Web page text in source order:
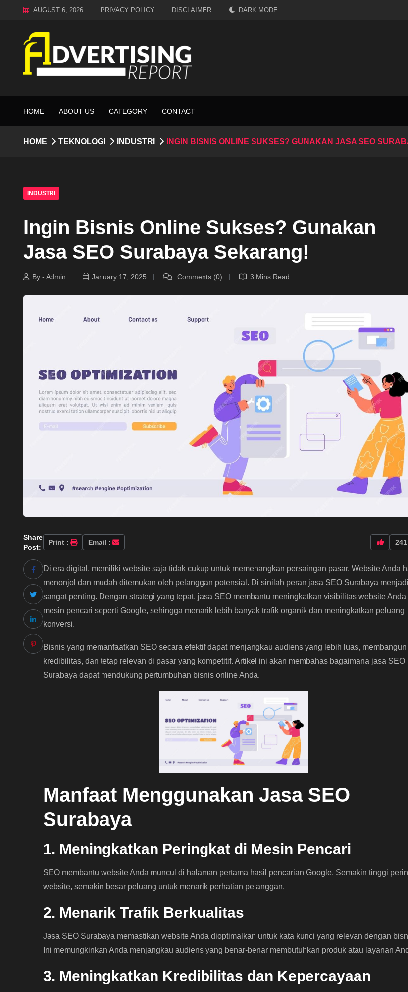
AUGUST 6, 2026 PRIVACY POLICY DISCLAIMER DARK MODE
HOME ABOUT US CATEGORY CONTACT
HOME TEKNOLOGI INDUSTRI INGIN BISNIS ONLINE SUKSES? GUNAKAN JASA SEO
INDUSTRI
Ingin Bisnis Online Sukses? Gunakan
Jasa SEO Surabaya Sekarang!
By - Admin January 17, 2025 Comments (0) 3 Mins Read
Share
Post:
Print : Email : 241
Di era digital, memiliki website saja tidak cukup untuk memenangkan persaingan pasar. Website Anda
menonjol dan mudah ditemukan oleh pelanggan potensial. Di sinilah peran jasa SEO Surabaya menjadi
sangat penting. Dengan strategi yang tepat, jasa SEO membantu meningkatkan visibilitas website Anda
mesin pencari seperti Google, sehingga menarik lebih banyak trafik organik dan meningkatkan peluang
konversi.
Bisnis yang memanfaatkan SEO secara efektif dapat menjangkau audiens yang lebih luas, membangun
kredibilitas, dan tetap relevan di pasar yang kompetitif. Artikel ini akan membahas bagaimana jasa SEO
Surabaya dapat mendukung pertumbuhan bisnis online Anda.
Manfaat Menggunakan Jasa SEO
Surabaya
1. Meningkatkan Peringkat di Mesin Pencari
SEO membantu website Anda muncul di halaman pertama hasil pencarian Google. Semakin tinggi
website, semakin besar peluang untuk menarik perhatian pelanggan.
2. Menarik Trafik Berkualitas
Jasa SEO Surabaya memastikan website Anda dioptimalkan untuk kata kunci yang relevan dengan
Ini memungkinkan Anda menjangkau audiens yang benar-benar membutuhkan produk atau layanan
3. Meningkatkan Kredibilitas dan Kepercayaan